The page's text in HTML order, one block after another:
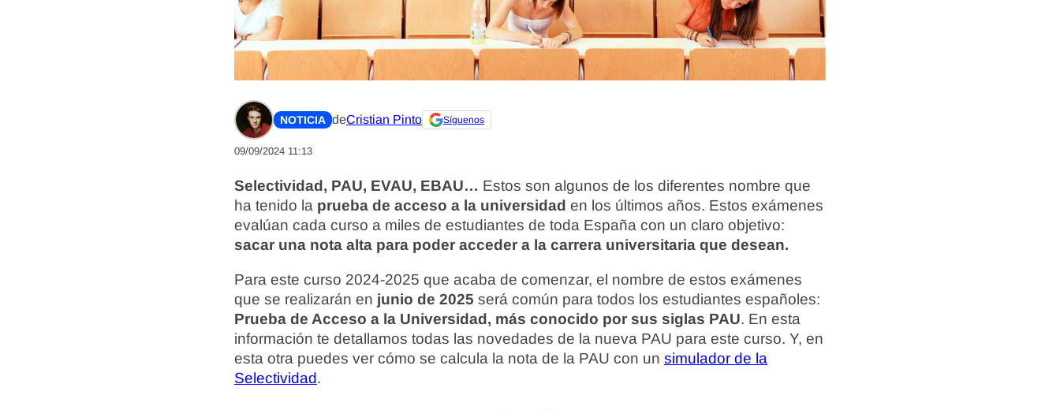
NOTICIA deCristian Pinto Síguenos
09/09/2024 11:13
Selectividad, PAU, EVAU, EBAU… Estos son algunos de los diferentes nombre que
ha tenido la prueba de acceso a la universidad en los últimos años. Estos exámenes
evalúan cada curso a miles de estudiantes de toda España con un claro objetivo:
sacar una nota alta para poder acceder a la carrera universitaria que desean.
Para este curso 2024-2025 que acaba de comenzar, el nombre de estos exámenes
que se realizarán en junio de 2025 será común para todos los estudiantes españoles:
Prueba de Acceso a la Universidad, más conocido por sus siglas PAU. En esta
información te detallamos todas las novedades de la nueva PAU para este curso. Y, en
esta otra puedes ver cómo se calcula la nota de la PAU con un simulador de la
Selectividad.